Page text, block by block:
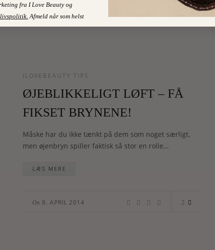
ILOVEBEAUTY TIPS
ØJEBLIKKELIGT LØFT – FÅ
FIKSET BRYNENE!
Måske har du ikke tænkt på dem som noget særligt,
men øjenbryn spiller faktisk så stor en rolle…
LÆS MERE
On 8. APRIL 2014 2
fra I Love Beauty og
Afmeld når som helst